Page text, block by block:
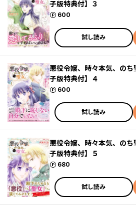
子版特典付】３
600
ポイント
試し読み
悪役令嬢、時々本気、の
子版特典付】４
600
ポイント
試し読み
悪役令嬢、時々本気、の
子版特典付】５
680
ポイント
試し読み